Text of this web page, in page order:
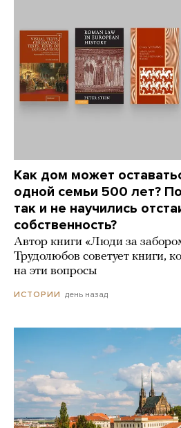
Как дом может
одной семьи 500 лет?
так и не научились
собственность?
Автор книги «Люди за
Трудолюбов советует книги,
на эти вопросы
ИСТОРИИ день назад